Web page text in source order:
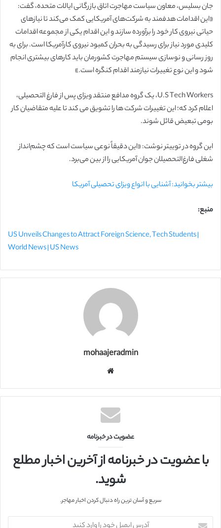
جان بسلیس، معاون سیاست مهاجرت اتاق بازرگانی ایالات متحده، گفت:
«این اقدامات هدفمند به شرکت‌های آمریکایی کمک می‌کند تا نیازهای
حیاتی نیروی کار خود را برآورده سازند و این اقدام یکی از مجموعه‌ اقدامات
کلیدی مورد نیاز برای رسیدگی به بحران کمبود نیروی کارآمریکا است. برای به
روز رسانی و نوسازی سیستم مهاجرت کشورمان باید کارهای بیشتری انجام
شود و این نوع تغییرات نیازمند اقدام کنگره است.»
U.S Tech Workers، یک گروه مدافع منتقد ویزای پس از فارغ التحصیلی،
اعلام کرد که؛ این تغییرات شرکت ها را تشویق می کند تا علیه متقاضیان کار
بومی تبعیض قائل شوند.
این گروه در توییتر نوشت: «این دقیقاً نوعی سیاست است که چشم‌انداز
شغلی فارغ‌التحصیلان جوان آمریکایی را از بین می‌برد.
بیشتر بخوانید: آشنایی با انواع ویزای تحصیلی آمریکا
منبع:
US Unveils Changes to Attract Foreign Science, Tech Students |
World News | US News
mohaajeradmin
س
ا
ی
عضویت در خبرنامه
با عضویت در خبرنامه از آخرین اخبار مطلع
شوید.
سریع و آسان ترین راه دنبال کردن اخبار مهاجر.